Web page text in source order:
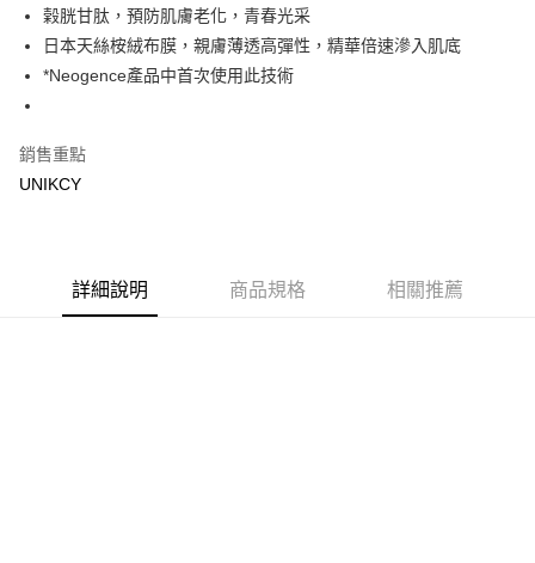
悠遊付
Google Pay
7-11取貨付款［需3-5個工作天不含預購商品］
宅配［需2-3個工作天不含預購商品］
榖胱甘肽，預防肌膚老化，青春光采
日本天絲桉絨布膜，親膚薄透高彈性，精華倍速滲入肌底
*Neogence產品中首次使用此技術
銷售重點
UNIKCY
詳細說明 商品規格 相關推薦